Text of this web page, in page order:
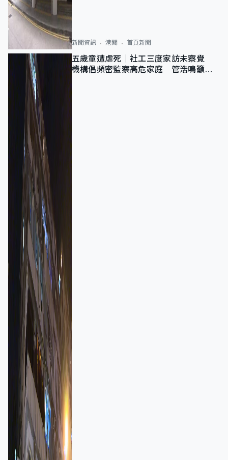
新聞資訊 港聞 首頁新聞
五歲童遭虐死｜社工三度家訪未察覺
機構倡頻密監察高危家庭 管浩鳴籲加